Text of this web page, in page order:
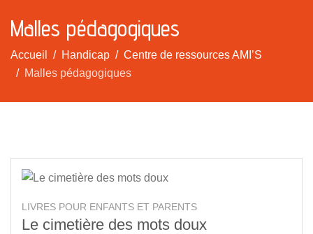
Malles pédagogiques
Accueil Handicap
Centre de ressources AMI’S
Malles pédagogiques
LIVRES POUR ENFANTS ET PARENTS
Le cimetière des mots doux